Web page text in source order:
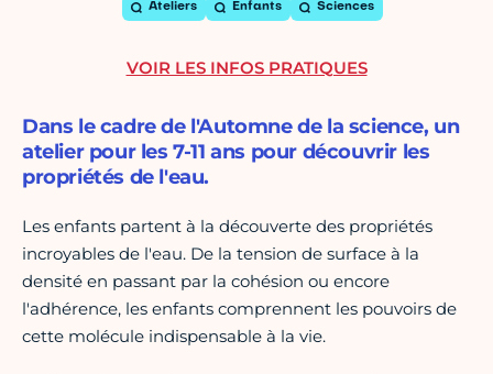
Ateliers Enfants Sciences
Dans le cadre de l'Automne de la science, un
atelier pour les 7-11 ans pour découvrir les
propriétés de l'eau.
Les enfants partent à la découverte des propriétés
incroyables de l'eau. De la tension de surface à la
densité en passant par la cohésion ou encore
l'adhérence, les enfants comprennent les pouvoirs de
cette molécule indispensable à la vie.
VOIR LES INFOS PRATIQUES